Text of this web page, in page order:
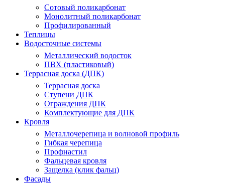
Сотовый поликарбонат
Монолитный поликарбонат
Профилированный
Теплицы
Водосточные системы
Металлический водосток
ПВХ (пластиковый)
Террасная доска (ДПК)
Террасная доска
Ступени ДПК
Ограждения ДПК
Комплектующие для ДПК
Кровля
Металлочерепица и волновой профиль
Гибкая черепица
Профнастил
Фальцевая кровля
Защелка (клик фальц)
Фасады